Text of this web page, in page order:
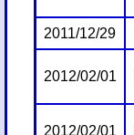
2011/12/29
2012/02/01
2012/02/01